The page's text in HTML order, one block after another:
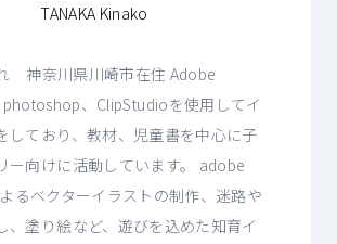
TANAKA Kinako
神奈川県川崎市在住 Adobe
、ClipStudioを使用してイ
しており、教材、児童書を中心に子
ー向けに活動しています。 adobe
るベクターイラストの制作、迷路や
、塗り絵など、遊びを込めた知育イ